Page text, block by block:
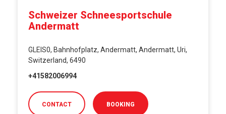
Schweizer Schneesportschule
Andermatt
GLEIS0, Bahnhofplatz, Andermatt, Andermatt, Uri,
Switzerland, 6490
+41582006994
CONTACT BOOKING